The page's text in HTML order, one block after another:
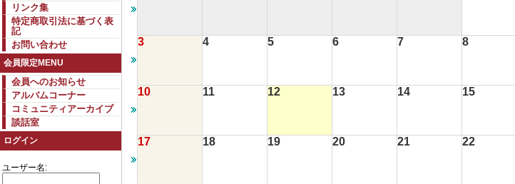
リンク集
特定商取引法に基づく表
記
お問い合わせ
会員限定MENU
会員へのお知らせ
アルバムコーナー
コミュニティアーカイブ
談話室
ログイン
ユーザー名:
3 4 5 6 7 8
10 11 12 13 14 15
17 18 19 20 21 22